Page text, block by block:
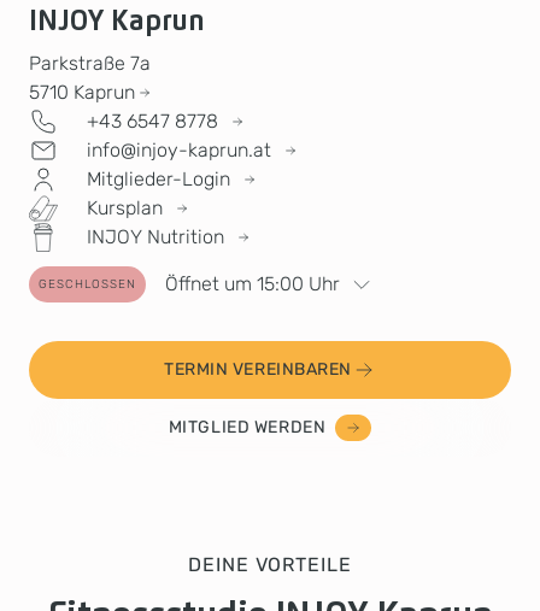
INJOY Kaprun
Parkstraße 7a
5710 Kaprun
+43 6547 8778
info@injoy-kaprun.at
Mitglieder-Login
Kursplan
INJOY Nutrition
GESCHLOSSEN Öffnet um 15:00 Uhr
TERMIN VEREINBAREN
MITGLIED WERDEN
DEINE VORTEILE